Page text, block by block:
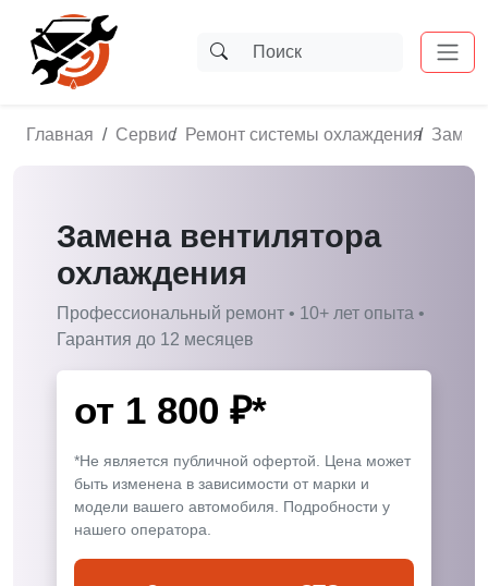
Главная Сервис Ремонт системы охлаждения
Замена вентилятора
охлаждения
Профессиональный ремонт • 10+ лет опыта •
Гарантия до 12 месяцев
от 1 800 ₽*
*Не является публичной офертой. Цена может
быть изменена в зависимости от марки и
модели вашего автомобиля. Подробности у
нашего оператора.